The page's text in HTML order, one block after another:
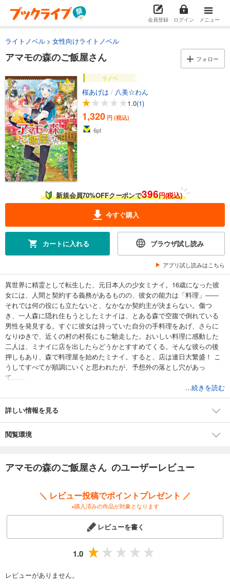
会員登録 ログイン メニュー
ライトノベル 女性向けライトノベル
アマモの森のご飯屋さん フォロー
ラノベ
桜あげは / 八美☆わん
1.0(1)
1,320 円 (税込)
6pt
新規会員70%OFFクーポンで396円(税込)
今すぐ購入
カートに入れる ブラウザ試し読み
アプリ試し読みはこちら
異世界に精霊として転生した、元日本人の少女ミナイ。16歳になった彼
女には、人間と契約する義務があるものの、彼女の能力は「料理」――
それでは何の役にも立たないと、なかなか契約主が決まらない。傷つ
き、一人森に隠れ住もうとしたミナイは、とある森で空腹で倒れている
男性を発見する。すぐに彼女は持っていた自分の手料理をあげ、さらに
なりゆきで、近くの村の村長にもご馳走した。おいしい料理に感動した
二人は、ミナイに店を出したらどうかとすすめてくる。そんな彼らの後
押しもあり、森で料理屋を始めたミナイ。すると、店は連日大繁盛！ こ
うしてすべてが順調にいくと思われたが、予想外の落とし穴があっ
て……
...続きを読む
詳しい情報を見る
閲覧環境
アマモの森のご飯屋さん のユーザーレビュー
＼ レビュー投稿でポイントプレゼント ／
※購入済みの作品が対象となります
レビューを書く
1.0
レビューがありません。